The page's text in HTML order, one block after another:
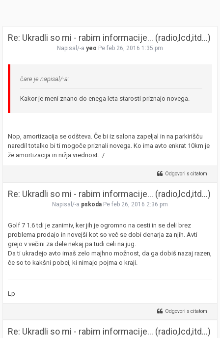
Re: Ukradli so mi - rabim informacije... (radio,lcd,itd...)
Napisal/-a yeo Pe feb 26, 2016 1:35 pm
čare je napisal/-a:
Kakor je meni znano do enega leta starosti priznajo novega.
Nop, amortizacija se odšteva. Če bi iz salona zapeljal in na parkirišču
naredil totalko bi ti mogoče priznali novega. Ko ima avto enkrat 10km je
že amortizacija in nižja vrednost. :/
Odgovori s citatom
Re: Ukradli so mi - rabim informacije... (radio,lcd,itd...)
Napisal/-a pskoda Pe feb 26, 2016 2:36 pm
Golf 7 1.6 tdi je zanimiv, ker jih je ogromno na cesti in se deli brez
problema prodajo in novejši kot so več se dobi denarja za njih. Avti
grejo v večini za dele nekaj pa tudi celi na jug.
Da ti ukradejo avto imaš zelo majhno možnost, da ga dobiš nazaj razen,
če so to kakšni pobci, ki nimajo pojma o kraji.
Lp
Odgovori s citatom
Re: Ukradli so mi - rabim informacije... (radio,lcd,itd...)